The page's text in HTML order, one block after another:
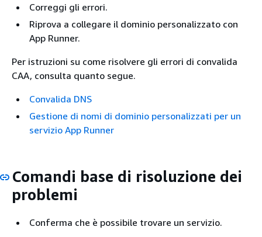
Correggi gli errori.
Riprova a collegare il dominio personalizzato con
App Runner.
Per istruzioni su come risolvere gli errori di convalida
CAA, consulta quanto segue.
Convalida DNS
Gestione di nomi di dominio personalizzati per un
servizio App Runner
Comandi base di risoluzione dei
problemi
Conferma che è possibile trovare un servizio.